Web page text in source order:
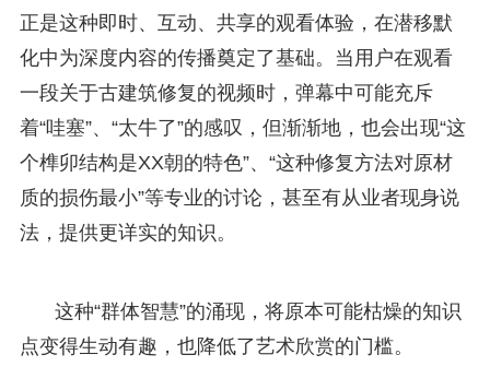
正是这种即时、互动、共享的观看体验，在潜移默
化中为深度内容的传播奠定了基础。当用户在观看
一段关于古建筑修复的视频时，弹幕中可能充斥
着“哇塞”、“太牛了”的感叹，但渐渐地，也会出现“这
个榫卯结构是XX朝的特色”、“这种修复方法对原材
质的损伤最小”等专业的讨论，甚至有从业者现身说
法，提供更详实的知识。
这种“群体智慧”的涌现，将原本可能枯燥的知识
点变得生动有趣，也降低了艺术欣赏的门槛。